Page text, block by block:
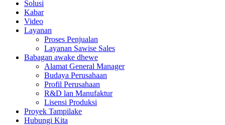
Solusi
Kabar
Video
Layanan
Proses Penjualan
Layanan Sawise Sales
Babagan awake dhewe
Alamat General Manager
Budaya Perusahaan
Profil Perusahaan
R&D lan Manufaktur
Lisensi Produksi
Proyek Tampilake
Hubungi Kita